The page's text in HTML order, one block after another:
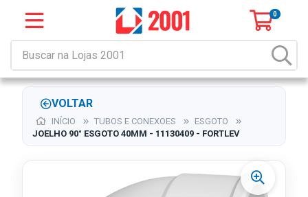
0
VOLTAR
INÍCIO TUBOS E CONEXOES
ESGOTO
JOELHO 90° ESGOTO 40MM - 11130409 - FORTLEV